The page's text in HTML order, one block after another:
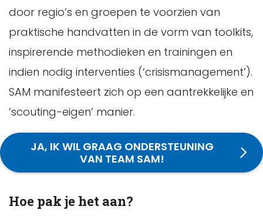
door regio’s en groepen te voorzien van
praktische handvatten in de vorm van toolkits,
inspirerende methodieken en trainingen en
indien nodig interventies (‘crisismanagement’).
SAM manifesteert zich op een aantrekkelijke en
‘scouting-eigen’ manier.
JA, IK WIL GRAAG ONDERSTEUNING
VAN TEAM SAM!
Hoe pak je het aan?